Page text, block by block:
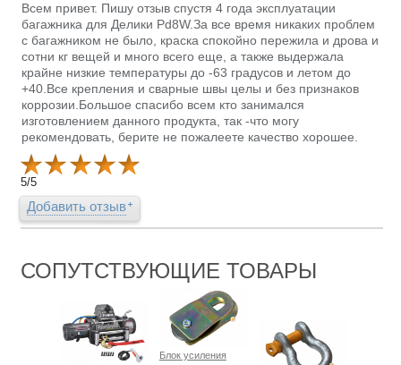
Всем привет. Пишу отзыв спустя 4 года эксплуатации
багажника для Делики Pd8W.За все время никаких проблем
с багажником не было, краска спокойно пережила и дрова и
сотни кг вещей и много всего еще, а также выдержала
крайне низкие температуры до -63 градусов и летом до
+40.Все крепления и сварные швы целы и без признаков
коррозии.Большое спасибо всем кто занимался
изготовлением данного продукта, так -что могу
рекомендовать, берите не пожалеете качество хорошее.
5/5
Добавить отзыв
СОПУТСТВУЮЩИЕ ТОВАРЫ
Блок усиления